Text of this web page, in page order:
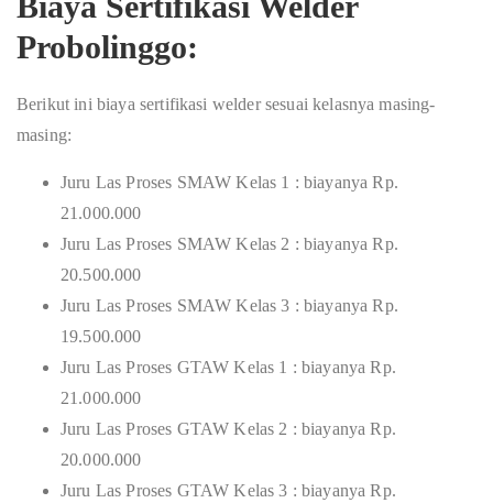
Probolinggo:
Berikut ini biaya sertifikasi welder sesuai kelasnya masing-
masing:
Juru Las Proses SMAW Kelas 1 : biayanya Rp.
21.000.000
Juru Las Proses SMAW Kelas 2 : biayanya Rp.
20.500.000
Juru Las Proses SMAW Kelas 3 : biayanya Rp.
19.500.000
Juru Las Proses GTAW Kelas 1 : biayanya Rp.
21.000.000
Juru Las Proses GTAW Kelas 2 : biayanya Rp.
20.000.000
Juru Las Proses GTAW Kelas 3 : biayanya Rp.